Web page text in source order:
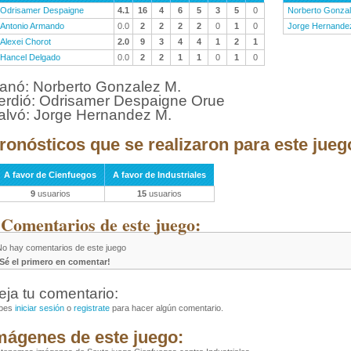
Odrisamer Despaigne
4.1 16 4 6 5 3 5
0
Antonio Armando
0.0 2 2 2 2 0 1
0
Alexei Chorot
2.0 9 3 4 4 1 2
1
Hancel Delgado
0.0 2 2 1 1 0 1 0
Norberto
Jorge
Norberto Gonzalez M.
Odrisamer Despaigne Orue
Jorge Hernandez M.
que se realizaron para este
A favor de Cienfuegos
A favor de Industriales
9usuarios 15 usuarios
de este juego:
hay comentarios de este juego
el primero en comentar!
tu comentario:
iniciar sesión o registrate para hacer algún comentario.
de este juego: